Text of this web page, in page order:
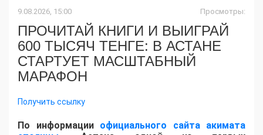
9.08.2026, 15:00 Просмотры:
ПРОЧИТАЙ КНИГИ И ВЫИГРАЙ
600 ТЫСЯЧ ТЕНГЕ: В АСТАНЕ
СТАРТУЕТ МАСШТАБНЫЙ
МАРАФОН
Получить ссылку
По информации официального сайта акимата